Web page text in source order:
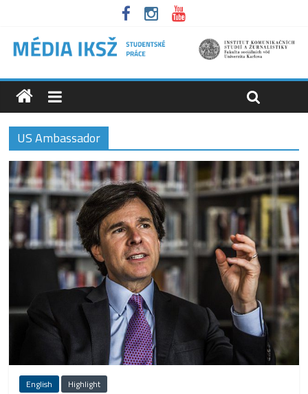
US Ambassador
English Highlight